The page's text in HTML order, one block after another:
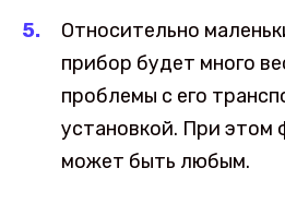
Относительно
прибор будет много
проблемы с его
установкой. При этом
может быть любым.